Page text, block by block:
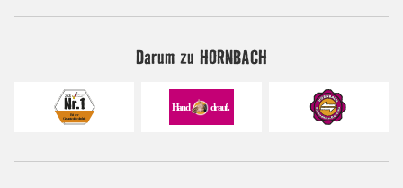
Darum zu HORNBACH